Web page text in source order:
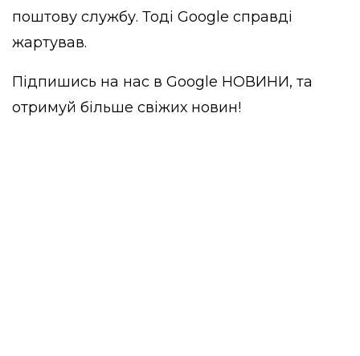
поштову службу. Тоді Google справді
жартував.
Підпишись на нас в Google НОВИНИ, та
отримуй більше свіжих новин!